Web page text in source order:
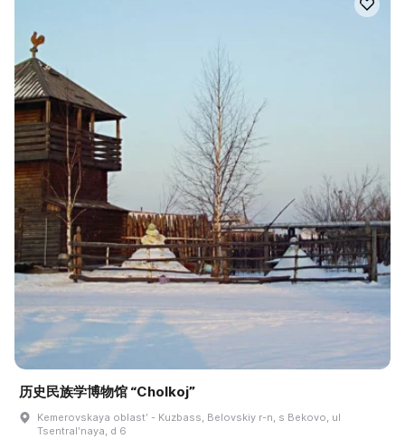
历史民族学博物馆 “Cholkoj”
Kemerovskaya oblastʹ - Kuzbass, Belovskiy r-n, s Bekovo, ul
Tsentralʹnaya, d 6